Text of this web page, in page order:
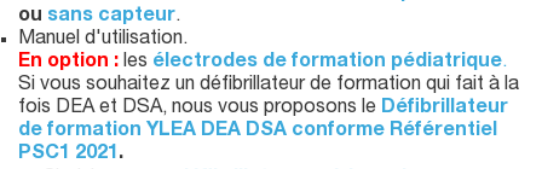
ou sans capteur.
Manuel d'utilisation.
En option : les électrodes de formation pédiatrique.
Si vous souhaitez un défibrillateur de formation qui fait à la
fois DEA et DSA, nous vous proposons le Défibrillateur
de formation YLEA DEA DSA conforme Référentiel
PSC1 2021.